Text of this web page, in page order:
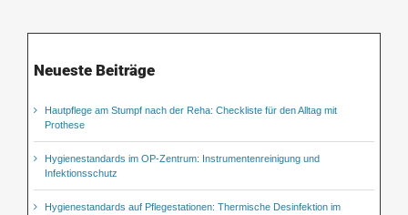
Neueste Beiträge
Hautpflege am Stumpf nach der Reha: Checkliste für den Alltag mit
Prothese
Hygienestandards im OP-Zentrum: Instrumentenreinigung und
Infektionsschutz
Hygienestandards auf Pflegestationen: Thermische Desinfektion im